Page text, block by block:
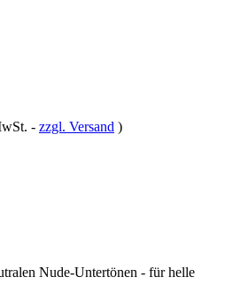
- zzgl. Versand )
Nude-Untertönen - für helle